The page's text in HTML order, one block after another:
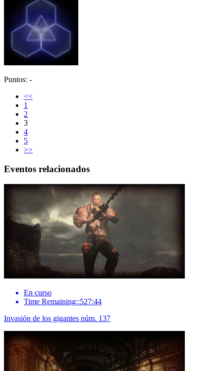
Puntos: -
<<
1
2
3
4
5
>>
Eventos relacionados
En curso
Time Remaining::527:44
Invasión de los gigantes núm. 137